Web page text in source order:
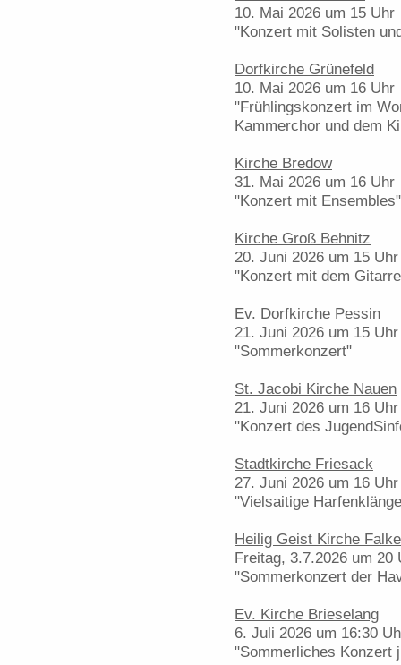
10. Mai 2026 um 15 Uhr
"Konzert mit Solisten
Dorfkirche Grünefeld
10. Mai 2026 um 16 Uhr
"Frühlingskonzert im
Kammerchor und dem
Kirche Bredow
31. Mai 2026 um 16 Uhr
"Konzert mit Ensembles"
Kirche Groß Behnitz
20. Juni 2026 um 15 Uhr
"Konzert mit dem
Ev. Dorfkirche Pessin
21. Juni 2026 um 15 Uhr
"Sommerkonzert"
St. Jacobi Kirche Nauen
21. Juni 2026 um 16 Uhr
"Konzert des
Stadtkirche Friesack
27. Juni 2026 um 16 Uhr
"Vielsaitige
Heilig Geist Kirche
Freitag, 3.7.2026 um 20
"Sommerkonzert der
Ev. Kirche Brieselang
6. Juli 2026 um 16:30
"Sommerliches Konzert